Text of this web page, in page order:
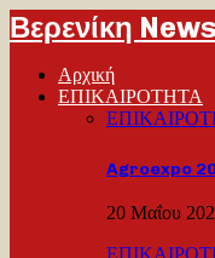
Βερενίκη
Αρχική
ΕΠΙΚΑΙΡΟΤΗΤΑ
Agroexpo
20 Μαΐου